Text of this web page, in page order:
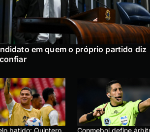
em quem o próprio partido diz
batido: Quintero
Conmebol define